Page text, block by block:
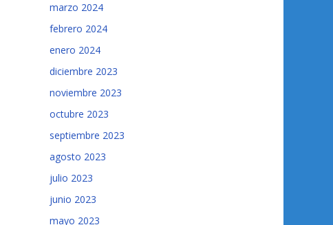
marzo 2024
febrero 2024
enero 2024
diciembre 2023
noviembre 2023
octubre 2023
septiembre 2023
agosto 2023
julio 2023
junio 2023
mayo 2023